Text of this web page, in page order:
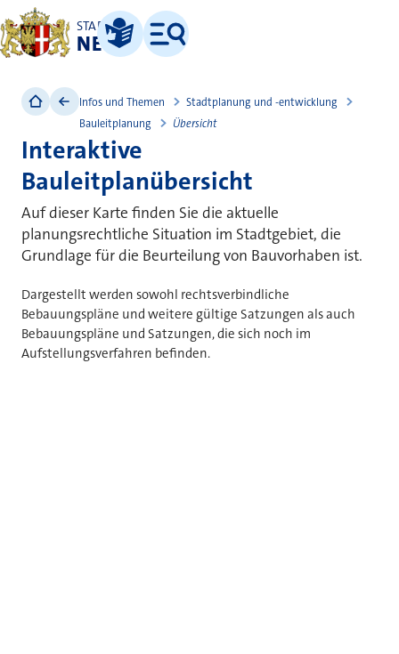
STADT
NEUSS
Leichte Sprache
Menü
Infos und Themen
Stadtplanung und -entwicklung
Bauleitplanung
Übersicht
Interaktive
Bauleitplanübersicht
Auf dieser Karte finden Sie die aktuelle
planungsrechtliche Situation im Stadtgebiet, die
Grundlage für die Beurteilung von Bauvorhaben ist.
Dargestellt werden sowohl rechtsverbindliche
Bebauungspläne und weitere gültige Satzungen als auch
Bebauungspläne und Satzungen, die sich noch im
Aufstellungsverfahren befinden.